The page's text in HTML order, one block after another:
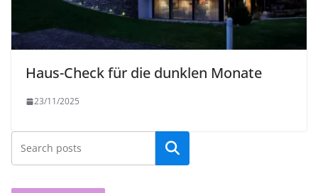
Haus-Check für die dunklen Monate
23/11/2025